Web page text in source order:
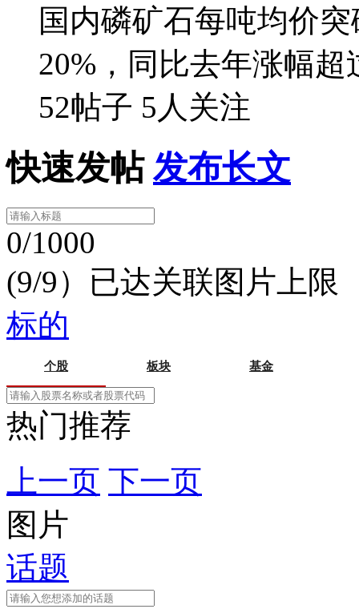
国内磷矿石每吨均价
20%，同比去年涨幅超
52帖子 5人关注
快速发帖 发布长文
0/1000
(9/9）已达关联图片上限
标的
个股 板块 基金
热门推荐
上一页 下一页
图片
话题